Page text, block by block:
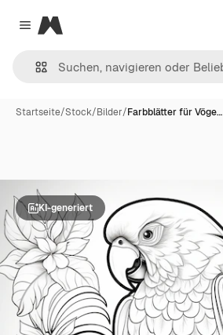
Close menu
Magnific
Startseite/Stock/Bilder/Farbblätter für Vöge…
KI-generiert